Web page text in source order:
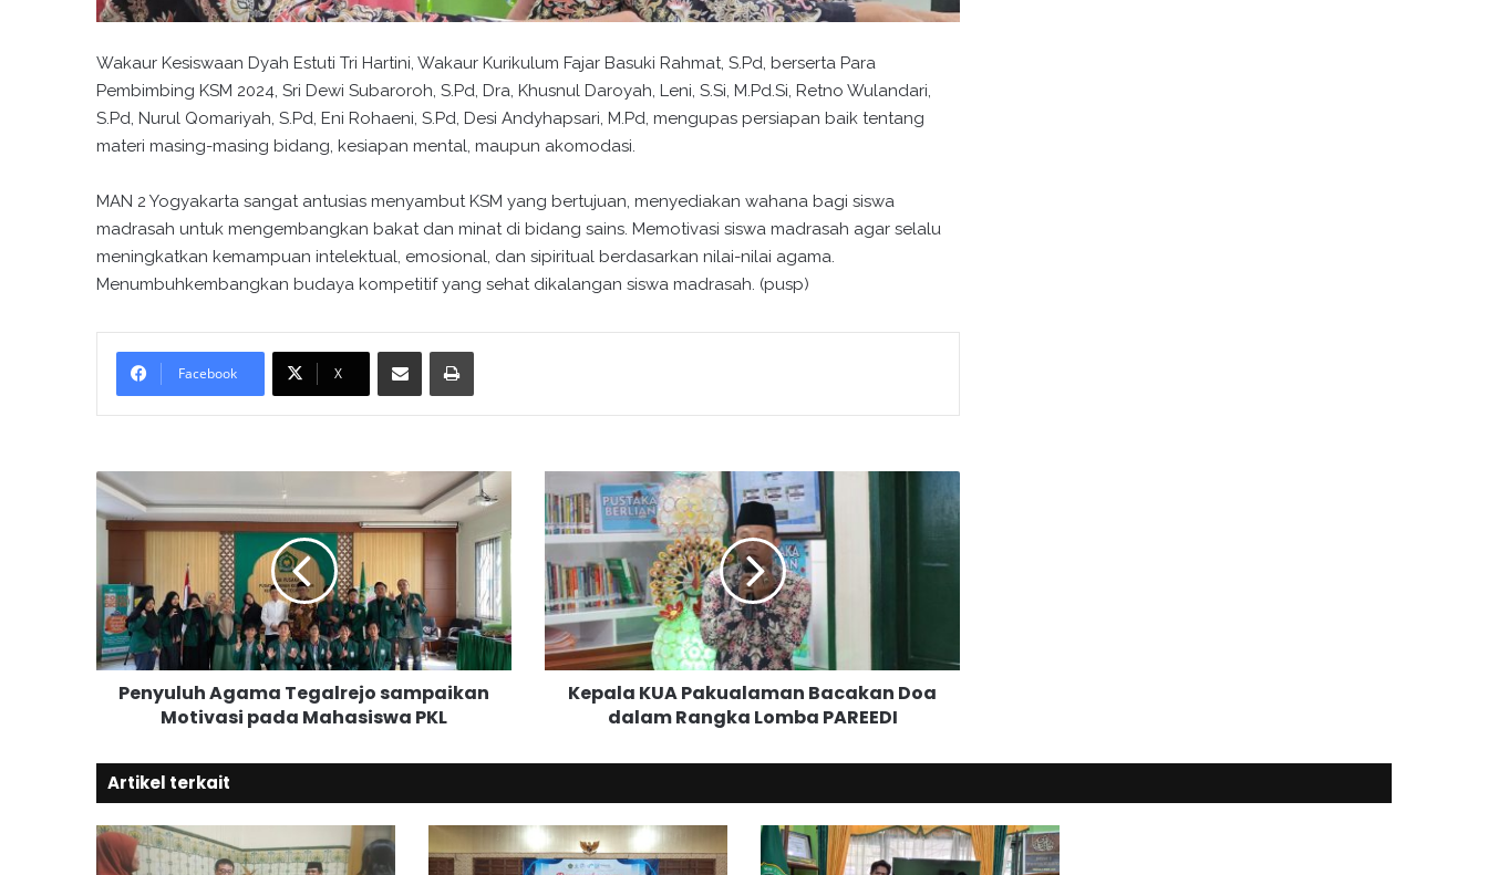
Wakaur Kesiswaan Dyah Estuti Tri Hartini, Wakaur Kurikulum Fajar Basuki Rahmat, S.Pd, berserta Para
Pembimbing KSM 2024, Sri Dewi Subaroroh, S.Pd, Dra, Khusnul Daroyah, Leni, S.Si, M.Pd.Si, Retno Wulandari,
S.Pd, Nurul Qomariyah, S.Pd, Eni Rohaeni, S.Pd, Desi Andyhapsari, M.Pd, mengupas persiapan baik tentang
materi masing-masing bidang, kesiapan mental, maupun akomodasi.
MAN 2 Yogyakarta sangat antusias menyambut KSM yang bertujuan, menyediakan wahana bagi siswa
madrasah untuk mengembangkan bakat dan minat di bidang sains. Memotivasi siswa madrasah agar selalu
meningkatkan kemampuan intelektual, emosional, dan sipiritual berdasarkan nilai-nilai agama.
Menumbuhkembangkan budaya kompetitif yang sehat dikalangan siswa madrasah. (pusp)
Facebook X
P
e
u
h
A
a
e
g
a
Penyuluh Agama Tegalrejo sampaikan
Motivasi pada Mahasiswa PKL
e
p
l
a
K
U
A
u
l
a
m
Kepala KUA Pakualaman Bacakan Doa
dalam Rangka Lomba PAREEDI
Artikel terkait